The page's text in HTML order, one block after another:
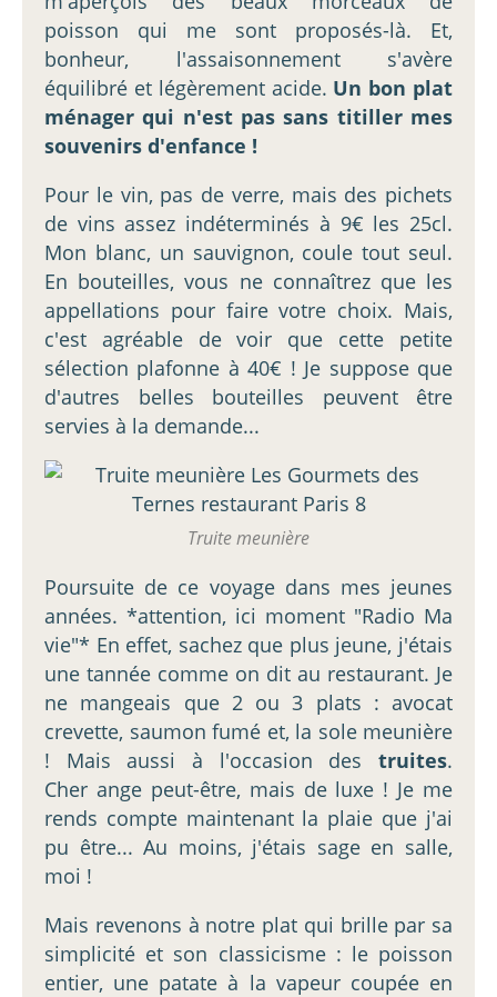
poisson qui me sont proposés-là. Et,
bonheur, l'assaisonnement s'avère
équilibré et légèrement acide. Un bon plat
ménager qui n'est pas sans titiller mes
souvenirs d'enfance !
Pour le vin, pas de verre, mais des pichets
de vins assez indéterminés à 9€ les 25cl.
Mon blanc, un sauvignon, coule tout seul.
En bouteilles, vous ne connaîtrez que les
appellations pour faire votre choix. Mais,
c'est agréable de voir que cette petite
sélection plafonne à 40€ ! Je suppose que
d'autres belles bouteilles peuvent être
servies à la demande...
Truite meunière
Poursuite de ce voyage dans mes jeunes
années. *attention, ici moment "Radio Ma
vie"* En effet, sachez que plus jeune, j'étais
une tannée comme on dit au restaurant. Je
ne mangeais que 2 ou 3 plats : avocat
crevette, saumon fumé et, la sole meunière
! Mais aussi à l'occasion des truites.
Cher ange peut-être, mais de luxe ! Je me
rends compte maintenant la plaie que j'ai
pu être... Au moins, j'étais sage en salle,
moi !
Mais revenons à notre plat qui brille par sa
simplicité et son classicisme : le poisson
entier, une patate à la vapeur coupée en